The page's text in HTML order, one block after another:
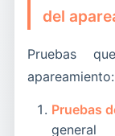
del
Pruebas
apareamiento:
Pruebas
general